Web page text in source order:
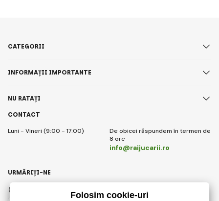
CONTACT
Luni - Vineri (9:00 - 17:00)
De obicei răspundem în termen de
8 ore
info@raijucarii.ro
CATEGORII
INFORMAȚII IMPORTANTE
NU RATAȚI
URMĂRIȚI-NE
Instagram